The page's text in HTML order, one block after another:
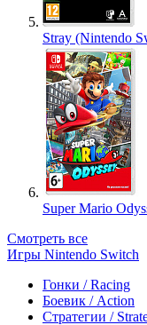
Stray (Nintendo
Super Mario
Смотреть все
Игры Nintendo Switch
Гонки / Racing
Боевик / Action
Стратегии /